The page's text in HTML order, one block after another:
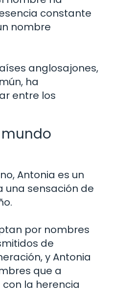
constante
nombre
anglosajones,
ha
entre los
Antonia es un
una sensación de
por nombres
de
y Antonia
que a
la herencia